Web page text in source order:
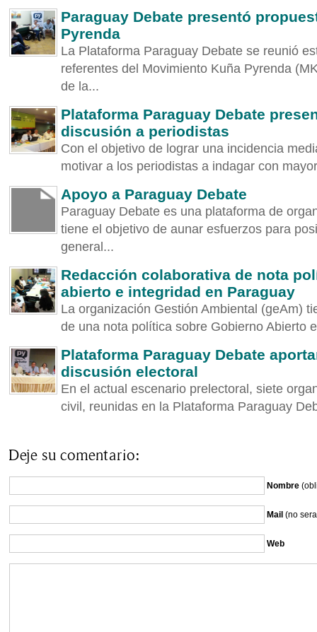
Paraguay Debate presentó
Pyrenda
La Plataforma Paraguay Debate se reunió
referentes del Movimiento Kuña Pyrenda
de la...
Plataforma Paraguay Debate
discusión a periodistas
Con el objetivo de lograr una incidencia
motivar a los periodistas a indagar con
Apoyo a Paraguay Debate
Paraguay Debate es una plataforma de
tiene el objetivo de aunar esfuerzos para
general...
Redacción colaborativa de nota
abierto e integridad en Paraguay
La organización Gestión Ambiental (geAm)
de una nota política sobre Gobierno Abierto
Plataforma Paraguay Debate
discusión electoral
En el actual escenario prelectoral, siete
civil, reunidas en la Plataforma Paraguay
Deje su comentario:
Nombre
Mail (no
Web